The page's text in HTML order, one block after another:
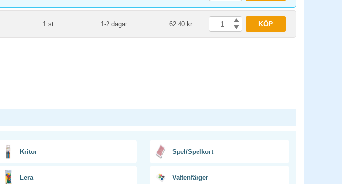
1 st 1-2 dagar 62.40 kr KÖP
Kritor
Lera
Spel/Spelkort
Vattenfärger